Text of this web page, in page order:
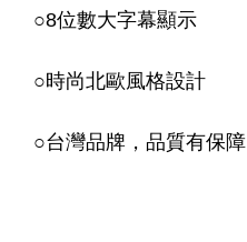
○8位數大字幕顯示
○時尚北歐風格設計
○台灣品牌，品質有保障